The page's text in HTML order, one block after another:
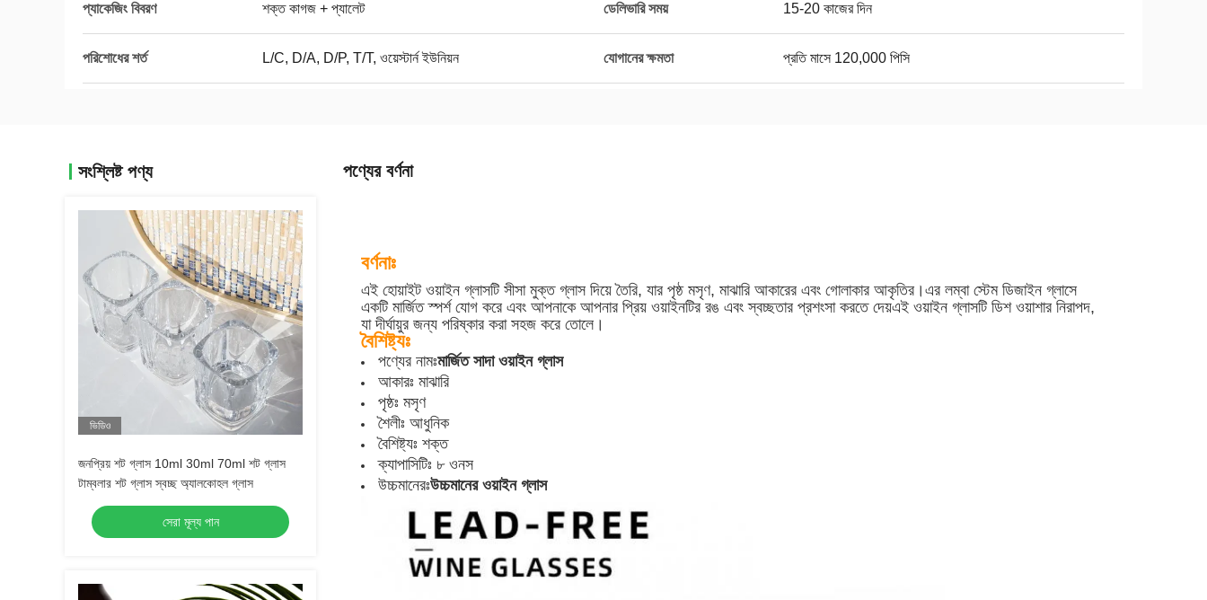
প্যাকেজিং বিবরণ শক্ত কাগজ + প্যালেট ডেলিভারি সময় 15-20 কাজের দিন
পরিশোধের শর্ত L/C, D/A, D/P, T/T, ওয়েস্টার্ন ইউনিয়ন যোগানের ক্ষমতা প্রতি মাসে 120,000 পিসি
সংশ্লিষ্ট পণ্য
ভিডিও
জনপ্রিয় শট গ্লাস 10ml 30ml 70ml শট গ্লাস
টাম্বলার শট গ্লাস স্বচ্ছ অ্যালকোহল গ্লাস
সেরা মূল্য পান
পণ্যের বর্ণনা
বর্ণনাঃ
এই হোয়াইট ওয়াইন গ্লাসটি সীসা মুক্ত গ্লাস দিয়ে তৈরি, যার পৃষ্ঠ মসৃণ, মাঝারি আকারের এবং গোলাকার আকৃতির।এর লম্বা স্টেম ডিজাইন গ্লাসে
একটি মার্জিত স্পর্শ যোগ করে এবং আপনাকে আপনার প্রিয় ওয়াইনটির রঙ এবং স্বচ্ছতার প্রশংসা করতে দেয়এই ওয়াইন গ্লাসটি ডিশ ওয়াশার নিরাপদ,
যা দীর্ঘায়ুর জন্য পরিষ্কার করা সহজ করে তোলে।
বৈশিষ্ট্যঃ
পণ্যের নামঃমার্জিত সাদা ওয়াইন গ্লাস
আকারঃ মাঝারি
পৃষ্ঠঃ মসৃণ
শৈলীঃ আধুনিক
বৈশিষ্ট্যঃ শক্ত
ক্যাপাসিটিঃ ৮ ওনস
উচ্চমানেরঃউচ্চমানের ওয়াইন গ্লাস